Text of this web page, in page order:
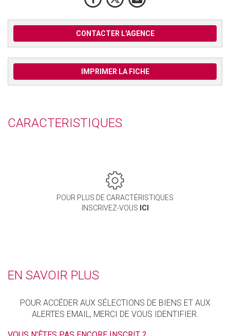
CONTACTER L'AGENCE
IMPRIMER LA FICHE
CARACTERISTIQUES
POUR PLUS DE CARACTÉRISTIQUES
INSCRIVEZ-VOUS ICI
EN SAVOIR PLUS
POUR ACCÉDER AUX SÉLECTIONS DE BIENS ET AUX
ALERTES EMAIL, MERCI DE VOUS IDENTIFIER.